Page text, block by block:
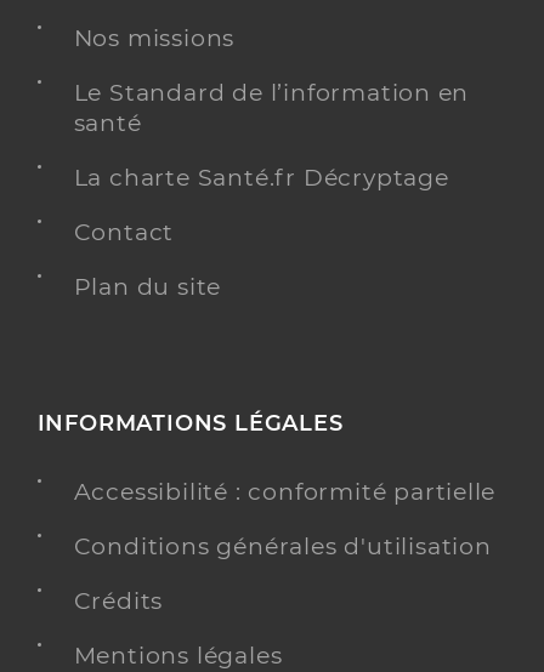
Nos missions
Le Standard de l’information en
santé
La charte Santé.fr Décryptage
Contact
Plan du site
INFORMATIONS LÉGALES
Accessibilité : conformité partielle
Conditions générales d'utilisation
Crédits
Mentions légales